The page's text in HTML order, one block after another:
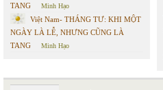
TANG
Minh Hạo
Việt Nam- THÁNG TƯ: KHI MỘT
NGÀY LÀ LỄ, NHƯNG CŨNG LÀ
TANG
Minh Hạo